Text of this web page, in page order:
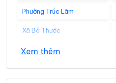
Phường Trúc Lâm
Xã Bá Thước
Xã Biện Thượng
Xã Cẩm Tân
Xem thêm